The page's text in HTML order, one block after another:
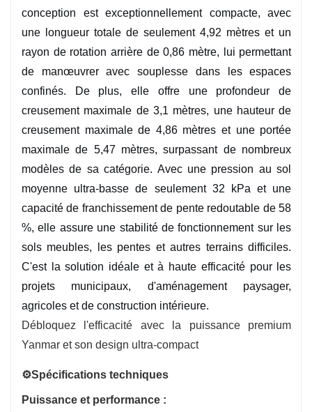
conception est exceptionnellement compacte, avec
une longueur totale de seulement 4,92 mètres et un
rayon de rotation arrière de 0,86 mètre, lui permettant
de manœuvrer avec souplesse dans les espaces
confinés. De plus, elle offre une profondeur de
creusement maximale de 3,1 mètres, une hauteur de
creusement maximale de 4,86 mètres et une portée
maximale de 5,47 mètres, surpassant de nombreux
modèles de sa catégorie. Avec une pression au sol
moyenne ultra-basse de seulement 32 kPa et une
capacité de franchissement de pente redoutable de 58
%, elle assure une stabilité de fonctionnement sur les
sols meubles, les pentes et autres terrains difficiles.
C'est la solution idéale et à haute efficacité pour les
projets municipaux, d'aménagement paysager,
agricoles et de construction intérieure.
Débloquez l'efficacité avec la puissance premium
Yanmar et son design ultra-compact
⚙️Spécifications techniques
Puissance et performance :